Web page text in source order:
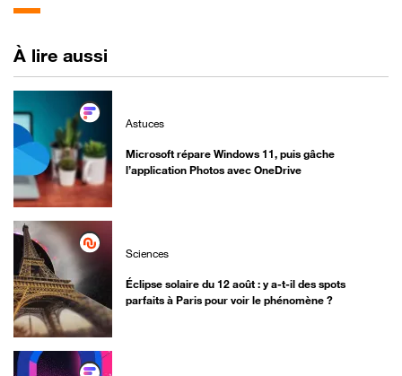
À lire aussi
Astuces
Microsoft répare Windows 11, puis gâche
l’application Photos avec OneDrive
Sciences
Éclipse solaire du 12 août : y a-t-il des spots
parfaits à Paris pour voir le phénomène ?